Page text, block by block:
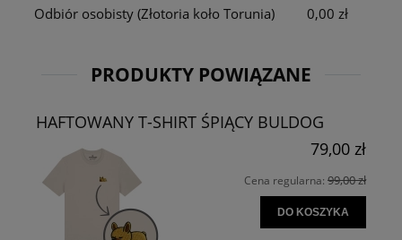
Odbiór osobisty (Złotoria koło Torunia) 0,00 zł
PRODUKTY POWIĄZANE
HAFTOWANY T-SHIRT ŚPIĄCY BULDOG
79,00 zł
Cena regularna: 99,00 zł
DO KOSZYKA